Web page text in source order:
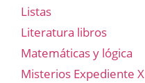
Listas
Literatura libros
Matemáticas y lógica
Misterios Expediente X